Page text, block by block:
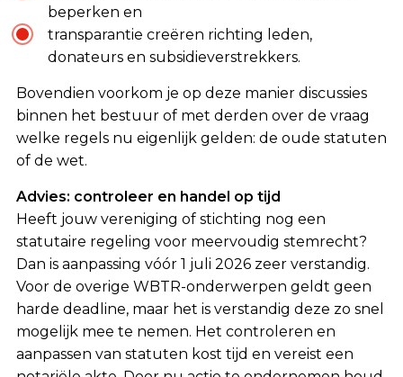
beperken en
transparantie creëren richting leden,
donateurs en subsidieverstrekkers.
Bovendien voorkom je op deze manier discussies
binnen het bestuur of met derden over de vraag
welke regels nu eigenlijk gelden: de oude statuten
of de wet.
Advies: controleer en handel op tijd
Heeft jouw vereniging of stichting nog een
statutaire regeling voor meervoudig stemrecht?
Dan is aanpassing vóór 1 juli 2026 zeer verstandig.
Voor de overige WBTR-onderwerpen geldt geen
harde deadline, maar het is verstandig deze zo snel
mogelijk mee te nemen. Het controleren en
aanpassen van statuten kost tijd en vereist een